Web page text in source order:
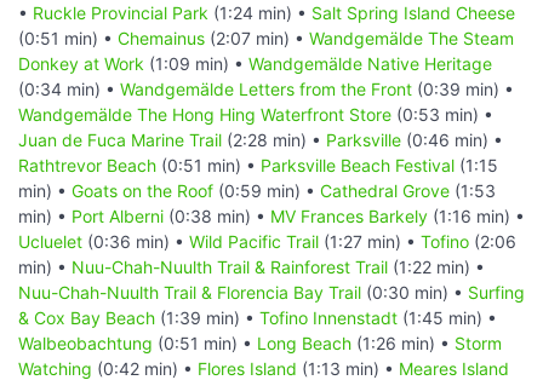
• Ruckle Provincial Park (1:24 min) • Salt Spring Island Cheese
(0:51 min) • Chemainus (2:07 min) • Wandgemälde The Steam
Donkey at Work (1:09 min) • Wandgemälde Native Heritage
(0:34 min) • Wandgemälde Letters from the Front (0:39 min) •
Wandgemälde The Hong Hing Waterfront Store (0:53 min) •
Juan de Fuca Marine Trail (2:28 min) • Parksville (0:46 min) •
Rathtrevor Beach (0:51 min) • Parksville Beach Festival (1:15
min) • Goats on the Roof (0:59 min) • Cathedral Grove (1:53
min) • Port Alberni (0:38 min) • MV Frances Barkely (1:16 min) •
Ucluelet (0:36 min) • Wild Pacific Trail (1:27 min) • Tofino (2:06
min) • Nuu-Chah-Nuulth Trail & Rainforest Trail (1:22 min) •
Nuu-Chah-Nuulth Trail & Florencia Bay Trail (0:30 min) • Surfing
& Cox Bay Beach (1:39 min) • Tofino Innenstadt (1:45 min) •
Walbeobachtung (0:51 min) • Long Beach (1:26 min) • Storm
Watching (0:42 min) • Flores Island (1:13 min) • Meares Island